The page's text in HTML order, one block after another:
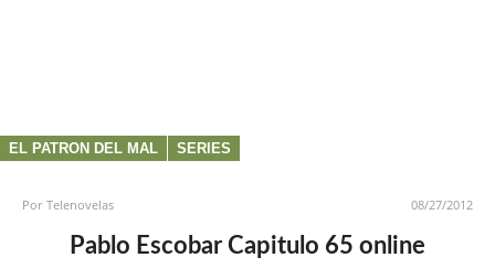
EL PATRON DEL MAL SERIES
PorTelenovelas 08/27/2012
Pablo Escobar Capitulo 65 online